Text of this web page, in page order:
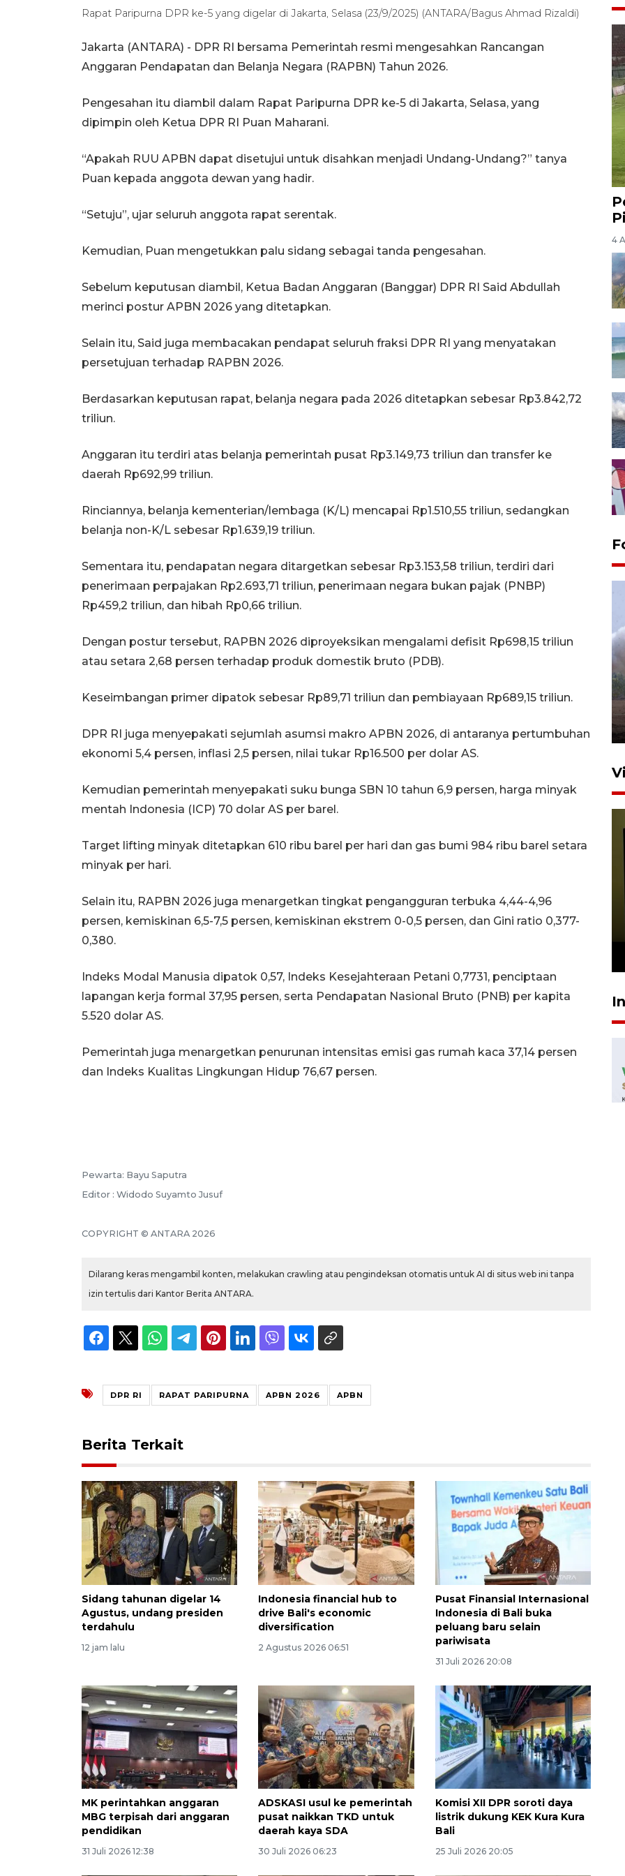
Rapat Paripurna DPR ke-5 yang digelar di Jakarta, Selasa (23/9/2025) (ANTARA/Bagus Ahmad Rizaldi)
Jakarta (ANTARA) - DPR RI bersama Pemerintah resmi mengesahkan Rancangan
Anggaran Pendapatan dan Belanja Negara (RAPBN) Tahun 2026.
Pengesahan itu diambil dalam Rapat Paripurna DPR ke-5 di Jakarta, Selasa, yang
dipimpin oleh Ketua DPR RI Puan Maharani.
“Apakah RUU APBN dapat disetujui untuk disahkan menjadi Undang-Undang?” tanya
Puan kepada anggota dewan yang hadir.
“Setuju”, ujar seluruh anggota rapat serentak.
Kemudian, Puan mengetukkan palu sidang sebagai tanda pengesahan.
Sebelum keputusan diambil, Ketua Badan Anggaran (Banggar) DPR RI Said Abdullah
merinci postur APBN 2026 yang ditetapkan.
Selain itu, Said juga membacakan pendapat seluruh fraksi DPR RI yang menyatakan
persetujuan terhadap RAPBN 2026.
Berdasarkan keputusan rapat, belanja negara pada 2026 ditetapkan sebesar Rp3.842,72
triliun.
Anggaran itu terdiri atas belanja pemerintah pusat Rp3.149,73 triliun dan transfer ke
daerah Rp692,99 triliun.
Rinciannya, belanja kementerian/lembaga (K/L) mencapai Rp1.510,55 triliun, sedangkan
belanja non-K/L sebesar Rp1.639,19 triliun.
Sementara itu, pendapatan negara ditargetkan sebesar Rp3.153,58 triliun, terdiri dari
penerimaan perpajakan Rp2.693,71 triliun, penerimaan negara bukan pajak (PNBP)
Rp459,2 triliun, dan hibah Rp0,66 triliun.
Dengan postur tersebut, RAPBN 2026 diproyeksikan mengalami defisit Rp698,15 triliun
atau setara 2,68 persen terhadap produk domestik bruto (PDB).
Keseimbangan primer dipatok sebesar Rp89,71 triliun dan pembiayaan Rp689,15 triliun.
DPR RI juga menyepakati sejumlah asumsi makro APBN 2026, di antaranya pertumbuhan
ekonomi 5,4 persen, inflasi 2,5 persen, nilai tukar Rp16.500 per dolar AS.
Kemudian pemerintah menyepakati suku bunga SBN 10 tahun 6,9 persen, harga minyak
mentah Indonesia (ICP) 70 dolar AS per barel.
Target lifting minyak ditetapkan 610 ribu barel per hari dan gas bumi 984 ribu barel setara
minyak per hari.
Selain itu, RAPBN 2026 juga menargetkan tingkat pengangguran terbuka 4,44-4,96
persen, kemiskinan 6,5-7,5 persen, kemiskinan ekstrem 0-0,5 persen, dan Gini ratio 0,377-
0,380.
Indeks Modal Manusia dipatok 0,57, Indeks Kesejahteraan Petani 0,7731, penciptaan
lapangan kerja formal 37,95 persen, serta Pendapatan Nasional Bruto (PNB) per kapita
5.520 dolar AS.
Pemerintah juga menargetkan penurunan intensitas emisi gas rumah kaca 37,14 persen
dan Indeks Kualitas Lingkungan Hidup 76,67 persen.
Pewarta: Bayu Saputra
Editor : Widodo Suyamto Jusuf
COPYRIGHT © ANTARA 2026
Dilarang keras mengambil konten, melakukan crawling atau pengindeksan otomatis untuk AI di situs web ini tanpa
izin tertulis dari Kantor Berita ANTARA.
DPR RI RAPAT PARIPURNA APBN 2026 APBN
Berita Terkait
Sidang tahunan digelar 14
Agustus, undang presiden
terdahulu
12 jam lalu
Indonesia financial hub to
drive Bali's economic
diversification
2 Agustus 2026 06:51
Pusat Finansial Internasional
Indonesia di Bali buka
peluang baru selain
pariwisata
31 Juli 2026 20:08
MK perintahkan anggaran
MBG terpisah dari anggaran
pendidikan
31 Juli 2026 12:38
ADSKASI usul ke pemerintah
pusat naikkan TKD untuk
daerah kaya SDA
30 Juli 2026 06:23
Komisi XII DPR soroti daya
listrik dukung KEK Kura Kura
Bali
25 Juli 2026 20:05
4
Sebanyak 62 penumpang
Mutiara Sentosa II
dikembalikan ke Surabaya
Persiapan Skuad Garuda
jelang laga lawan Kamboja